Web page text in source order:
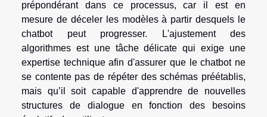
prépondérant dans ce processus, car il est en
mesure de déceler les modèles à partir desquels le
chatbot peut progresser. L'ajustement des
algorithmes est une tâche délicate qui exige une
expertise technique afin d'assurer que le chatbot ne
se contente pas de répéter des schémas préétablis,
mais qu’il soit capable d'apprendre de nouvelles
structures de dialogue en fonction des besoins